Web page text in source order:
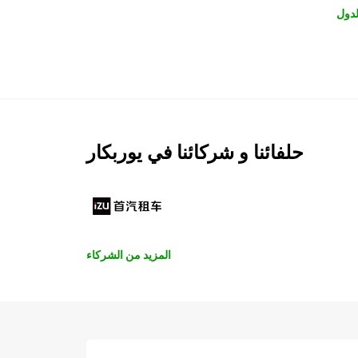
حلفائنا و شركائنا في يوربكار
المزيد من الشركاء